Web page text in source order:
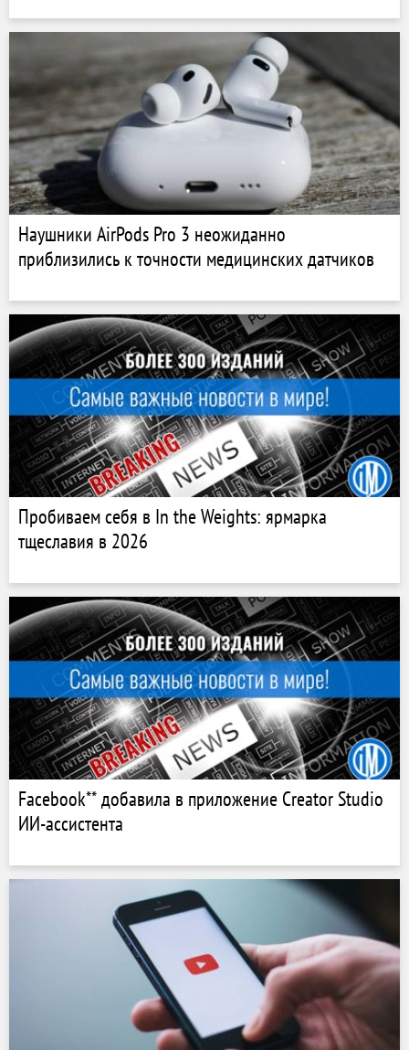
Наушники AirPods Pro 3 неожиданно
приблизились к точности медицинских датчиков
Пробиваем себя в In the Weights: ярмарка
тщеславия в 2026
Facebook** добавила в приложение Creator Studio
ИИ-ассистента